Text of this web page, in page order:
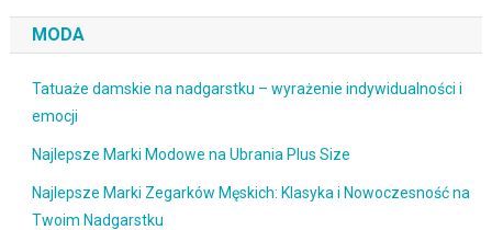
MODA
Tatuaże damskie na nadgarstku – wyrażenie indywidualności i
emocji
Najlepsze Marki Modowe na Ubrania Plus Size
Najlepsze Marki Zegarków Męskich: Klasyka i Nowoczesność na
Twoim Nadgarstku